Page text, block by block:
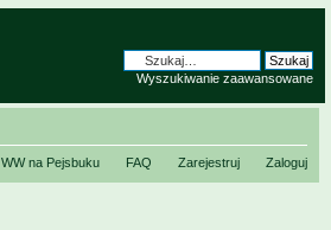
Wyszukiwanie zaawansowane
WW na Pejsbuku FAQ Zarejestruj Zaloguj